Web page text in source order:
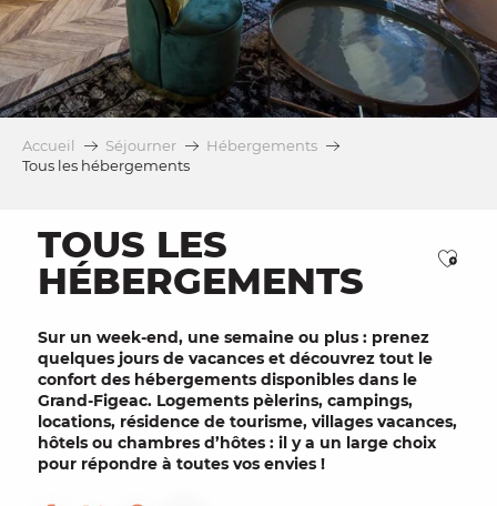
Accueil Séjourner
Hébergements
Tous les hébergements
TOUS LES
HÉBERGEMENTS
Sur un week-end, une semaine ou plus : prenez
quelques jours de vacances et découvrez tout le
confort des hébergements disponibles dans le
Grand-Figeac. Logements pèlerins, campings,
locations, résidence de tourisme, villages vacances,
hôtels ou chambres d’hôtes : il y a un large choix
pour répondre à toutes vos envies !